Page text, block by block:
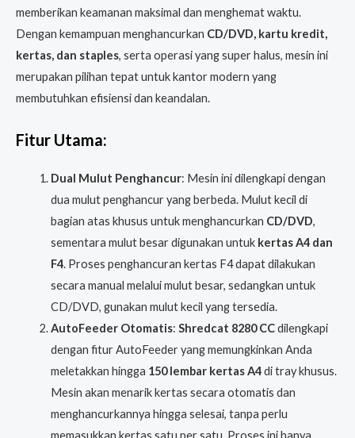
memberikan keamanan maksimal dan menghemat waktu.
Dengan kemampuan menghancurkan CD/DVD, kartu kredit,
kertas, dan staples, serta operasi yang super halus, mesin ini
merupakan pilihan tepat untuk kantor modern yang
membutuhkan efisiensi dan keandalan.
Fitur Utama:
Dual Mulut Penghancur: Mesin ini dilengkapi dengan
dua mulut penghancur yang berbeda. Mulut kecil di
bagian atas khusus untuk menghancurkan CD/DVD,
sementara mulut besar digunakan untuk kertas A4 dan
F4. Proses penghancuran kertas F4 dapat dilakukan
secara manual melalui mulut besar, sedangkan untuk
CD/DVD, gunakan mulut kecil yang tersedia.
AutoFeeder Otomatis: Shredcat 8280 CCdilengkapi
dengan fitur AutoFeeder yang memungkinkan Anda
meletakkan hingga 150 lembar kertas A4di tray khusus.
Mesin akan menarik kertas secara otomatis dan
menghancurkannya hingga selesai, tanpa perlu
memasukkan kertas satu per satu. Proses ini hanya